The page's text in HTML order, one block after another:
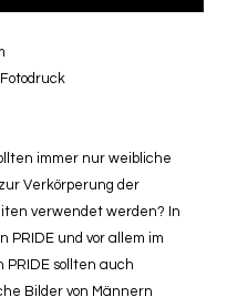
immer nur weibliche
Verkörperung der
verwendet werden? In
PRIDE und vor allem im
PRIDE sollten auch
Bilder von Männern